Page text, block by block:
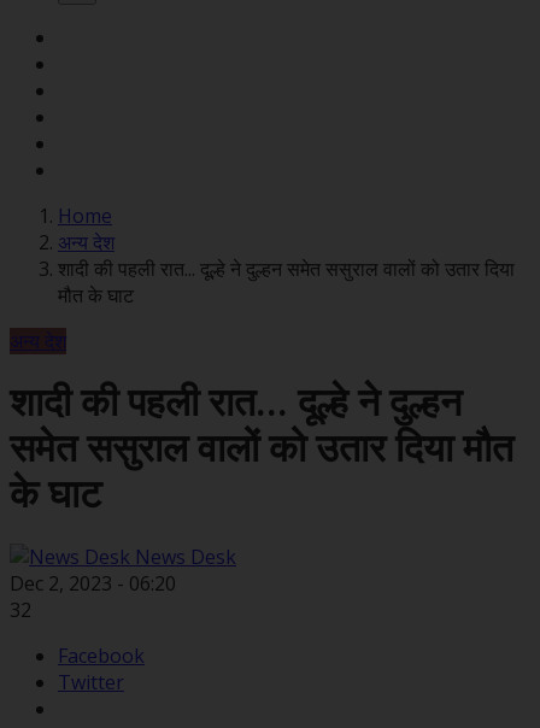
Home
अन्य देश
शादी की पहली रात... दूल्हे ने दुल्हन समेत ससुराल वालों को उतार दिया
मौत के घाट
अन्य देश
शादी की पहली रात... दूल्हे ने दुल्हन
समेत ससुराल वालों को उतार दिया मौत
के घाट
News Desk
Dec 2, 2023 - 06:20
32
Facebook
Twitter